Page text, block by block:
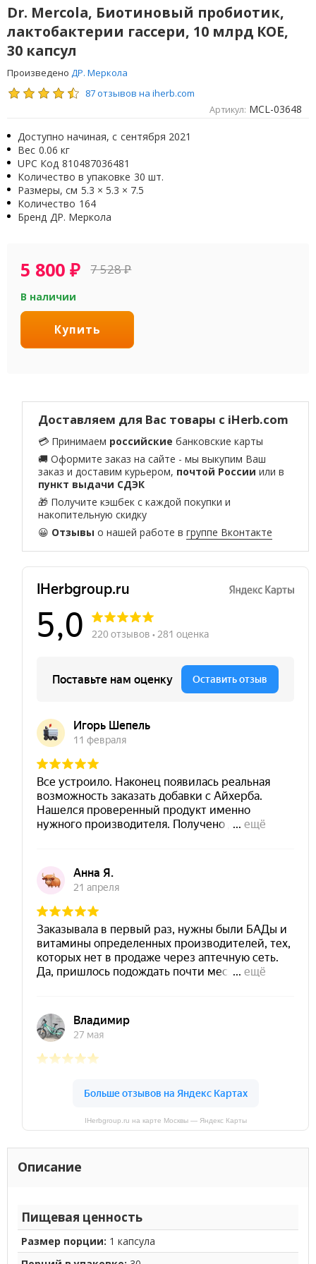
Dr. Mercola, Биотиновый пробиотик,
лактобактерии гассери, 10 млрд КОЕ,
30 капсул
Произведено ДР. Меркола
87 отзывов на iherb.com
Артикул: MCL-03648
Доступно начиная, с сентября 2021
Вес 0.06 кг
UPC Код 810487036481
Количество в упаковке 30 шт.
Размеры, см 5.3 × 5.3 × 7.5
Количество 164
Бренд ДР. Меркола
5 800₽ 7 528₽
В наличии
Купить
Доставляем для Вас товары с iHerb.com
💳 Принимаем российские банковские карты
🚚 Оформите заказ на сайте - мы выкупим Ваш
заказ и доставим курьером, почтой России или в
пункт выдачи СДЭК
🎁 Получите кэшбек с каждой покупки и
накопительную скидку
😀 Отзывы о нашей работе вгруппе Вконтакте
IHerbgroup.ru на карте Москвы — Яндекс Карты
Описание
Пищевая ценность
Размер порции: 1 капсула